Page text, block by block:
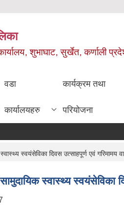
शुभाघाट, सुर्खेत, कर्णाली
वडा
कार्यालयहरु
कार्यक्रम तथा
परियोजना
स्वयंसेविका दिवस उत्साहपूर्ण एवं गरिमामय
स्वास्थ्य स्वयंसेविका